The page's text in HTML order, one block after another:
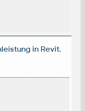
in Revit.